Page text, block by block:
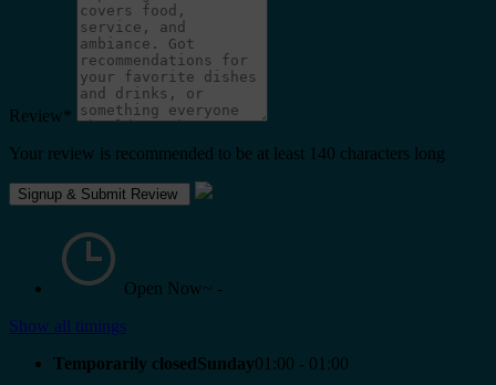
Review*
Your review is recommended to be at least 140 characters long
Open Now~ -
Show all timings
Temporarily closedSunday01:00 - 01:00